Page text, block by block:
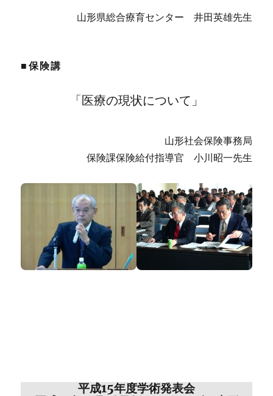
山形県総合療育センター 井田英雄先生
■保険講
「医療の現状について」
山形社会保険事務局
保険課保険給付指導官 小川昭一先生
平成15年度学術発表会